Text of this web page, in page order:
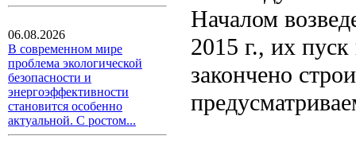
06.08.2026
В современном мире
проблема экологической
безопасности и
энергоэффективности
становится особенно
актуальной. С ростом...
Началом
2015 г., их пуск
закончено